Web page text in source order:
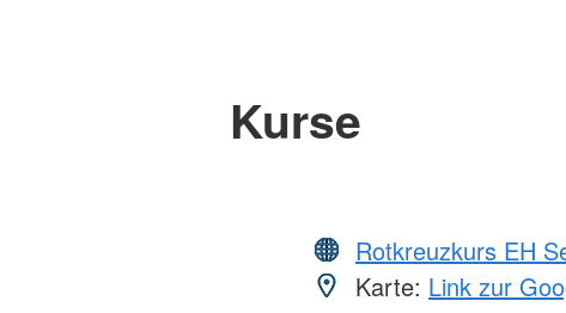
Kurse
Rotkreuzkurs EH
Karte: Link zur